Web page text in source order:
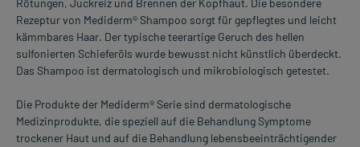
Rötungen, Juckreiz und Brennen der Kopfhaut. Die besondere
Rezeptur von Mediderm® Shampoo sorgt für gepflegtes und leicht
kämmbares Haar. Der typische teerartige Geruch des hellen
sulfonierten Schieferöls wurde bewusst nicht künstlich überdeckt.
Das Shampoo ist dermatologisch und mikrobiologisch getestet.
Die Produkte der Mediderm® Serie sind dermatologische
Medizinprodukte, die speziell auf die Behandlung Symptome
trockener Haut und auf die Behandlung lebensbeeinträchtigender